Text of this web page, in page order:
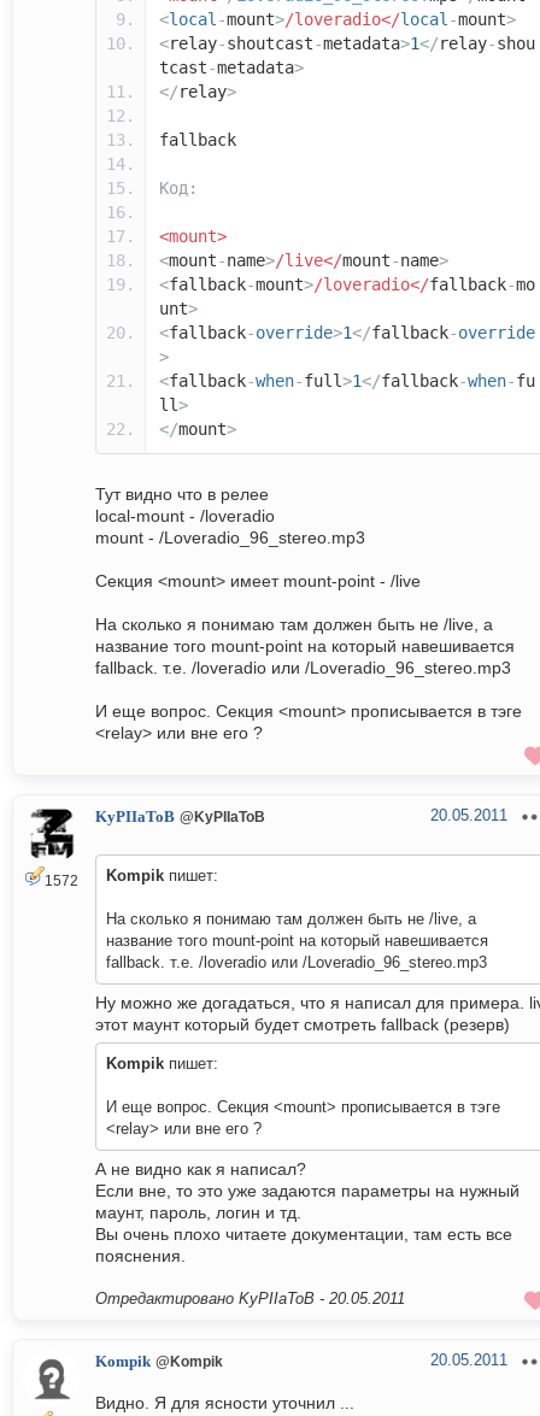
<local -mount>/loveradio</local -mount>
<relay-shoutcast-metadata>1</relay-shou
tcast-metadata>
</relay>
fallback
Код:
<mount>
<mount-name>/live</mount-name>
<fallback-mount>/loveradio</fallback-mo
unt>
<fallback-override>1</fallback-override
>
<fallback-when-full>1</fallback-when-fu
ll>
</mount>
Тут видно что в релее
local-mount - /loveradio
mount - /Loveradio_96_stereo.mp3
Секция <mount> имеет mount-point - /live
На сколько я понимаю там должен быть не /live, а
название того mount-point на который навешивается
fallback. т.е. /loveradio или /Loveradio_96_stereo.mp3
И еще вопрос. Секция <mount> прописывается в тэге
<relay> или вне его ?
1572
KyPIIaToB @KyPIIaToB 20.05.2011
Kompik пишет:
На сколько я понимаю там должен быть не /live, а
название того mount-point на который навешивается
fallback. т.е. /loveradio или /Loveradio_96_stereo.mp3
Ну можно же догадаться, что я написал для примера.
этот маунт который будет смотреть fallback (резерв)
Kompik пишет:
И еще вопрос. Секция <mount> прописывается в тэге
<relay> или вне его ?
А не видно как я написал?
Если вне, то это уже задаются параметры на нужный
маунт, пароль, логин и тд.
Вы очень плохо читаете документации, там есть все
пояснения.
Отредактировано KyPIIaToB - 20.05.2011
Kompik @Kompik 20.05.2011
Видно. Я для ясности уточнил ...